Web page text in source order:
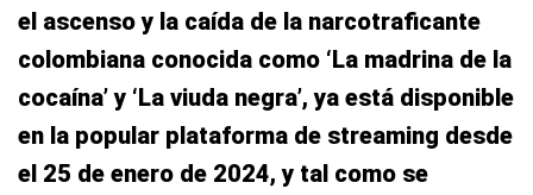
el ascenso y la caída de la narcotraficante
colombiana conocida como ‘La madrina de la
cocaína’ y ‘La viuda negra’, ya está disponible
en la popular plataforma de streaming desde
el 25 de enero de 2024, y tal como se